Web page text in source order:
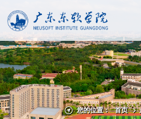
您的位置： 首页 >